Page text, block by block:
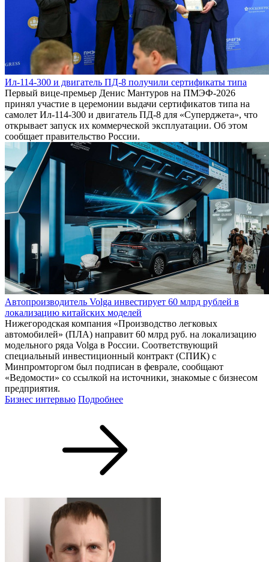
Ил-114-300 и двигатель ПД-8 получили сертификаты типа
Первый вице-премьер Денис Мантуров на ПМЭФ-2026
принял участие в церемонии выдачи сертификатов типа на
самолет Ил-114-300 и двигатель ПД-8 для «Суперджета», что
открывает запуск их коммерческой эксплуатации. Об этом
сообщает правительство России.
Автопроизводитель Volga инвестирует 60 млрд рублей в
локализацию китайских моделей
Нижегородская компания «Производство легковых
автомобилей» (ПЛА) направит 60 млрд руб. на локализацию
модельного ряда Volga в России. Соответствующий
специальный инвестиционный контракт (СПИК) с
Минпромторгом был подписан в феврале, сообщают
«Ведомости» со ссылкой на источники, знакомые с бизнесом
предприятия.
Бизнес интервью Подробнее